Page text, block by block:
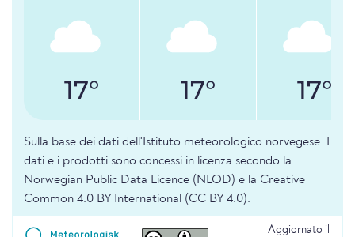
17° 17° 17°
Sulla base dei dati dell'Istituto meteorologico norvegese. I
dati e i prodotti sono concessi in licenza secondo la
Norwegian Public Data Licence (NLOD) e la Creative
Common 4.0 BY International (CC BY 4.0).
Aggiornato il